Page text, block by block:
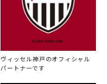
ヴィッセル神戸のオフィシャル
パートナーです